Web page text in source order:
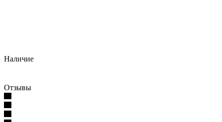
Наличие
Отзывы